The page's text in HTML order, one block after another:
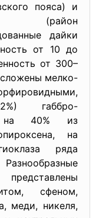
пояса) и
(район
дайки
от 10 до
от 300–
мелко-
габбро-
на 40% из
на
ряда
сфеном,
меди, никеля,